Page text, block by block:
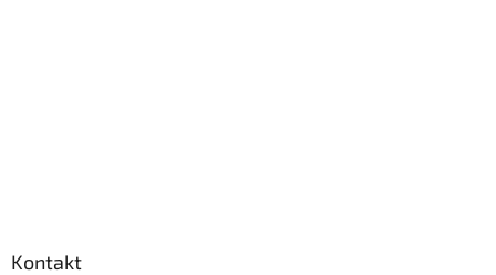
Kontakt